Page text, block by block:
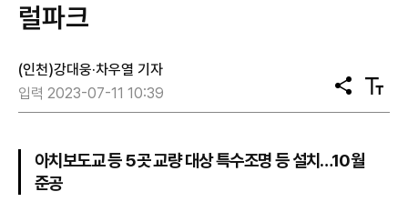
럴파크
(인천)강대웅·차우열 기자
입력 2023-07-11 10:39
공
유
텍
스
아치보도교 등 5곳 교량 대상 특수조명 등 설치…10월
준공